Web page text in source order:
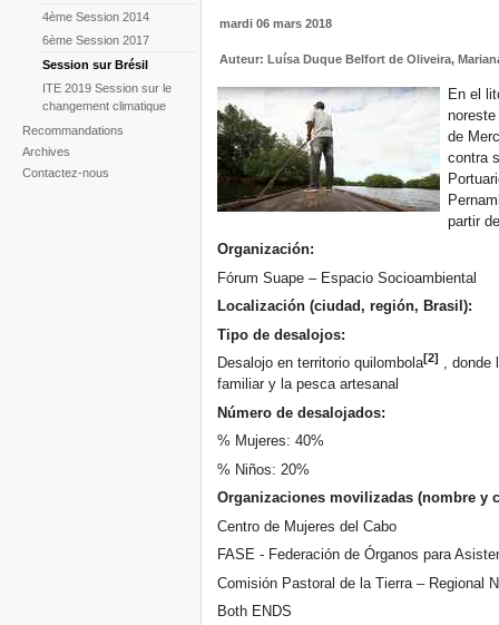
4ème Session 2014
6ème Session 2017
Session sur Brésil
ITE 2019 Session sur le
changement climatique
Recommandations
Archives
Contactez-nous
mardi 06 mars 2018
Auteur: Luísa Duque Belfort de Oliveira,
En el
de
contra
partir
Organización:
Fórum Suape – Espacio Socioambiental
Localización (ciudad, región, Brasil):
Tipo de desalojos:
Desalojo en territorio quilombola[2] , donde
familiar y la pesca artesanal
Número de desalojados:
% Mujeres: 40%
% Niños: 20%
Organizaciones movilizadas (nombre y
Centro de Mujeres del Cabo
FASE - Federación de Órganos para
Comisión Pastoral de la Tierra – Regional
Both ENDS